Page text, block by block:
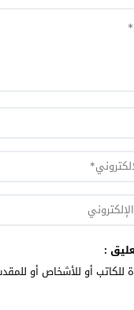
:
للكاتب أو للأشخاص أو